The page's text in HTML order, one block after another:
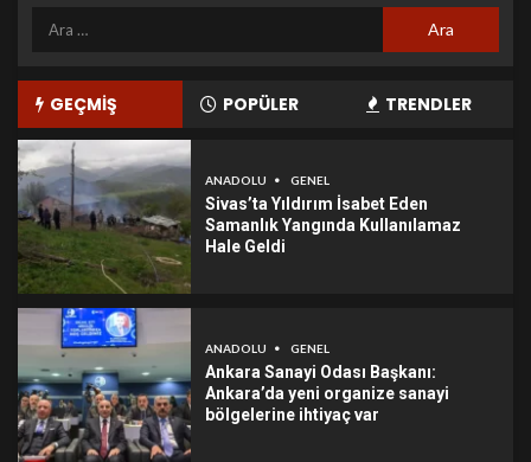
GEÇMİŞ POPÜLER TRENDLER
ANADOLU GENEL
Sivas’ta Yıldırım İsabet Eden
Samanlık Yangında Kullanılamaz
Hale Geldi
ANADOLU GENEL
Ankara Sanayi Odası Başkanı:
Ankara’da yeni organize sanayi
bölgelerine ihtiyaç var